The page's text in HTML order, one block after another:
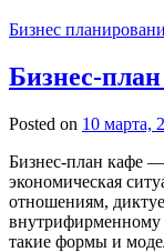
Бизнес
Бизнес-
Posted on 10 марта,
Бизнес-план кафе
экономическая
отношениям,
такие формы и